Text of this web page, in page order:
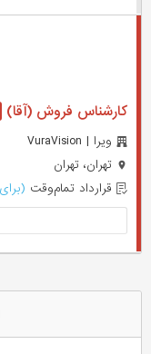
کارشناس فروش (آقا)
ویرا | VuraVision
تهران، تهران
قرارداد تمام‌وقت